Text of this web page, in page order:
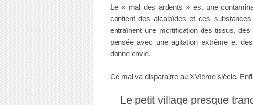
Le « mal des ardents » est une
contient des alcaloïdes et des
entraînent une mortification des tissus,
pensée avec une agitation extrême et
donne envie.
Ce mal va disparaître au XVIème siècle.
Le petit village presque